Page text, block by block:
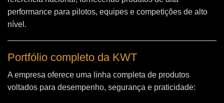
performance para pilotos, equipes e competições de alto
nível.
Portfólio completo da KWT
A empresa oferece uma linha completa de produtos
voltados para desempenho, segurança e praticidade: